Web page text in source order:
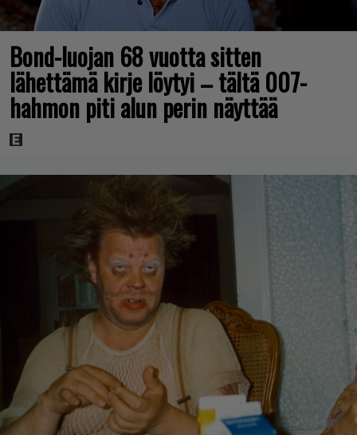
Bond-luojan 68 vuotta sitten
lähettämä kirje löytyi – tältä 007-
hahmon piti alun perin näyttää